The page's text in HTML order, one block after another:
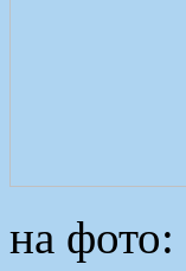
на фото: